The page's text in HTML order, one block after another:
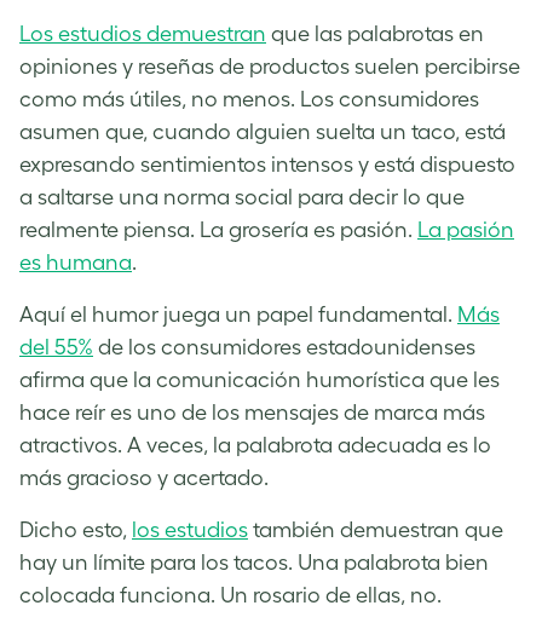
Los estudios demuestran que las palabrotas en
opiniones y reseñas de productos suelen percibirse
como más útiles, no menos. Los consumidores
asumen que, cuando alguien suelta un taco, está
expresando sentimientos intensos y está dispuesto
a saltarse una norma social para decir lo que
realmente piensa. La grosería es pasión. La pasión
es humana.
Aquí el humor juega un papel fundamental. Más
del 55% de los consumidores estadounidenses
afirma que la comunicación humorística que les
hace reír es uno de los mensajes de marca más
atractivos. A veces, la palabrota adecuada es lo
más gracioso y acertado.
Dicho esto, los estudios también demuestran que
hay un límite para los tacos. Una palabrota bien
colocada funciona. Un rosario de ellas, no.